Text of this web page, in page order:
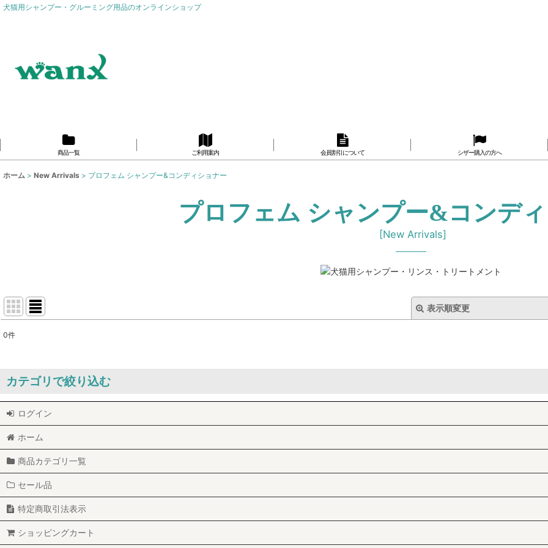
犬猫用シャンプー・グルーミング用品のオンラインショップ
商品一覧 ご利用案内 会員割引について シザー購入の方へ
ホーム > New Arrivals > プロフェム シャンプー&コンディショナー
プロフェム シャンプー&コンデ
[New Arrivals]
表示順変更
表示数:
並び順:
0件
カテゴリで絞り込む
プロフェム シャンプー&コンディショナー (全商品)
クイックウォッシュ
クリアウォッシュ
エスチュアシリーズ
ログイン
ホーム
商品カテゴリ一覧
セール品
特定商取引法表示
ショッピングカート